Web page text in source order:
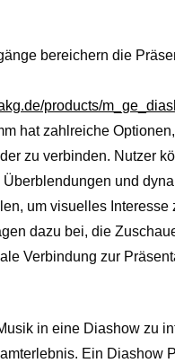
bereichern die
products/
hat zahlreiche
zu verbinden. Nutzer
und
um visuelles Interesse
dazu bei, die
Verbindung zur
in eine Diashow zu
Ein Diashow